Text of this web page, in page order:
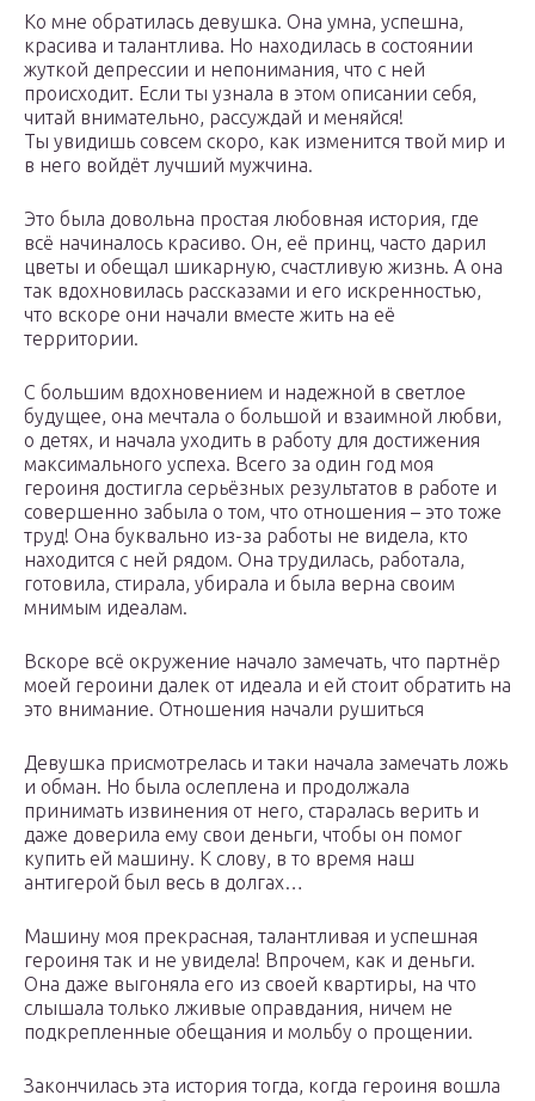
Ко мне обратилась девушка. Она умна, успешна,
красива и талантлива. Но находилась в состоянии
жуткой депрессии и непонимания, что с ней
происходит. Если ты узнала в этом описании себя,
читай внимательно, рассуждай и меняйся!
Ты увидишь совсем скоро, как изменится твой мир и
в него войдёт лучший мужчина.
Это была довольна простая любовная история, где
всё начиналось красиво. Он, её принц, часто дарил
цветы и обещал шикарную, счастливую жизнь. А она
так вдохновилась рассказами и его искренностью,
что вскоре они начали вместе жить на её
территории.
С большим вдохновением и надежной в светлое
будущее, она мечтала о большой и взаимной любви,
о детях, и начала уходить в работу для достижения
максимального успеха. Всего за один год моя
героиня достигла серьёзных результатов в работе и
совершенно забыла о том, что отношения – это тоже
труд! Она буквально из-за работы не видела, кто
находится с ней рядом. Она трудилась, работала,
готовила, стирала, убирала и была верна своим
мнимым идеалам.
Вскоре всё окружение начало замечать, что партнёр
моей героини далек от идеала и ей стоит обратить на
это внимание. Отношения начали рушиться
Девушка присмотрелась и таки начала замечать ложь
и обман. Но была ослеплена и продолжала
принимать извинения от него, старалась верить и
даже доверила ему свои деньги, чтобы он помог
купить ей машину. К слову, в то время наш
антигерой был весь в долгах…
Машину моя прекрасная, талантливая и успешная
героиня так и не увидела! Впрочем, как и деньги.
Она даже выгоняла его из своей квартиры, на что
слышала только лживые оправдания, ничем не
подкрепленные обещания и мольбу о прощении.
Закончилась эта история тогда, когда героиня вошла